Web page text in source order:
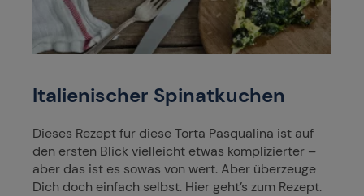
Italienischer Spinatkuchen
Dieses Rezept für diese Torta Pasqualina ist auf
den ersten Blick vielleicht etwas komplizierter –
aber das ist es sowas von wert. Aber überzeuge
Dich doch einfach selbst. Hier geht’s zum Rezept.